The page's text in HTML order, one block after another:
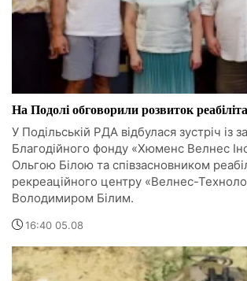
На Подолі обговорили розвиток
У Подільській РДА відбулася зустріч із
Благодійного фонду «Хюменс Велнес
Ольгою Білою та співзасновником
рекреаційного центру «Велнес-
Володимиром Білим.
16:40 05.08